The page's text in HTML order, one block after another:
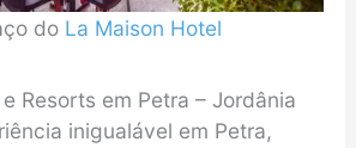
do La Maison Hotel
Resorts em Petra – Jordânia
inigualável em Petra,